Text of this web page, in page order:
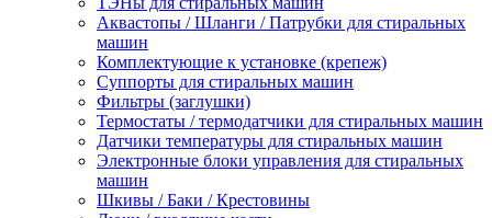
Аквастопы / Шланги / Патрубки для стиральных
машин
Комплектующие к установке (крепеж)
Суппорты для стиральных машин
Фильтры (заглушки)
Термостаты / термодатчики для стиральных машин
Датчики температуры для стиральных машин
Электронные блоки управления для стиральных
машин
Шкивы / Баки / Крестовины